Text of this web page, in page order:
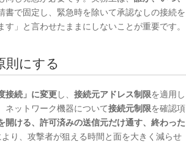
書で固定し、緊急時を除いて承認なしの接続を
」と言わせたままにしないことが重要です。
則にする
接続」に変更し、 接続元アドレス制限を適用し
ネットワーク機器について接続元制限を確認項
開ける、許可済みの送信元だけ通す、終わった
り、攻撃者が狙える時間と面を大きく減らせ